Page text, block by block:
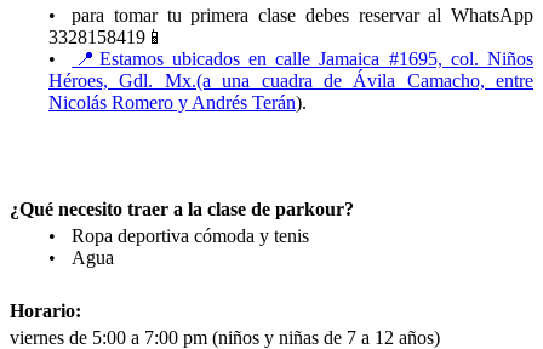
para tomar tu primera clase debes reservar al WhatsApp
3328158419📱
📍Estamos ubicados en calle Jamaica #1695, col. Niños
Héroes, Gdl. Mx.(a una cuadra de Ávila Camacho, entre
Nicolás Romero y Andrés Terán).
¿Qué necesito traer a la clase de parkour?
Ropa deportiva cómoda y tenis
Agua
Horario:
viernes de 5:00 a 7:00 pm (niños y niñas de 7 a 12 años)